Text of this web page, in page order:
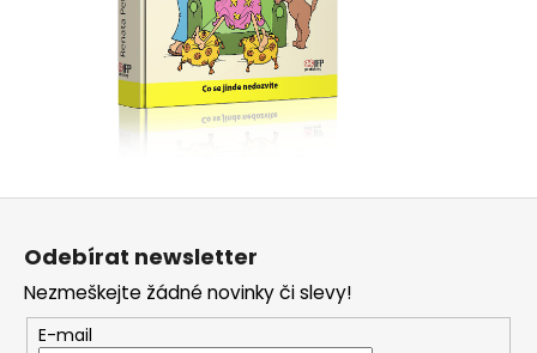
Odebírat newsletter
Nezmeškejte žádné novinky či slevy!
E-mail